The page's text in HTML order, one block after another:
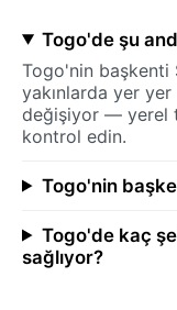
Togo'de şu
Togo'nin başkenti
yakınlarda yer
değişiyor — yerel
kontrol edin.
Togo'nin
Togo'de kaç
sağlıyor?